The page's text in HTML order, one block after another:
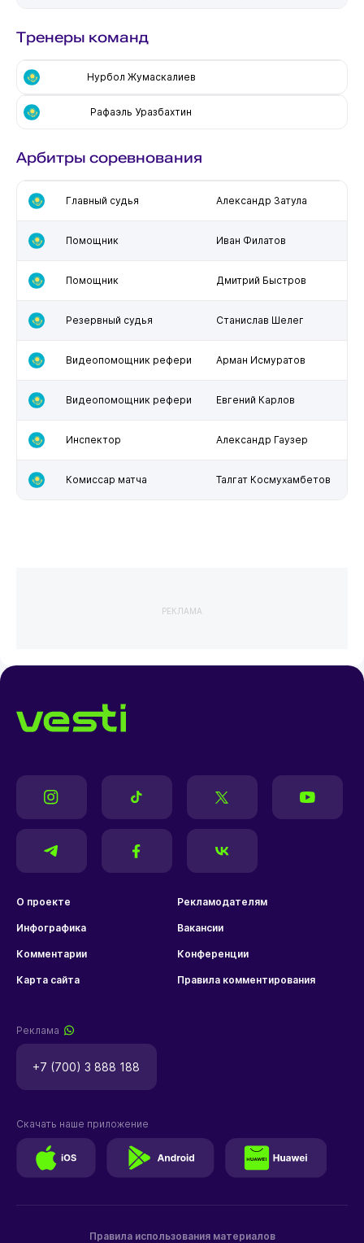
Тренеры команд
Нурбол Жумаскалиев
Рафаэль Уразбахтин
Арбитры соревнования
Главный судья Александр Затула
Помощник Иван Филатов
Помощник Дмитрий Быстров
Резервный судья Станислав Шелег
Видеопомощник рефери Арман Исмуратов
Видеопомощник рефери Евгений Карлов
Инспектор Александр Гаузер
Комиссар матча Талгат Космухамбетов
РЕКЛАМА
О проекте Рекламодателям
Инфографика Вакансии
Комментарии Конференции
Карта сайта Правила комментирования
Реклама
+7 (700) 3 888 188
Правила использования материалов
Скачать наше приложение